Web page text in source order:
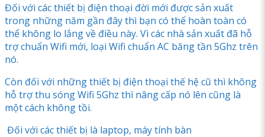
Đối với các thiết bị điện thoại đời mới được sản xuất
trong những năm gần đây thì bạn có thể hoàn toàn có
thể không lo lắng về điều này. Vì các nhà sản xuất đã hỗ
trợ chuẩn Wifi mới, loại Wifi chuẩn AC băng tần 5Ghz trên
nó.
Còn đối với những thiết bị điện thoại thế hệ cũ thì không
hỗ trợ thu sóng Wifi 5Ghz thì nâng cấp nó lên cũng là
một cách không tồi.
Đối với các thiết bị là laptop, máy tính bàn